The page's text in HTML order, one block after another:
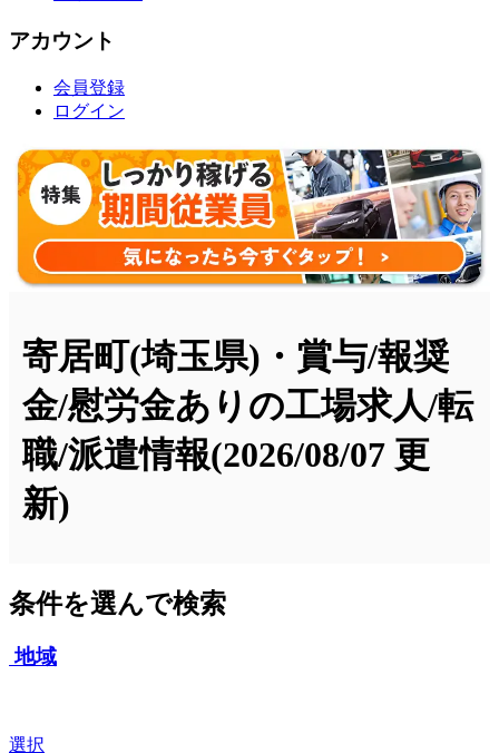
アカウント
会員登録
ログイン
寄居町(埼玉県)・賞与/報奨
金/慰労金ありの工場求人/転
職/派遣情報(2026/08/07 更
新)
条件を選んで検索
地域
選択